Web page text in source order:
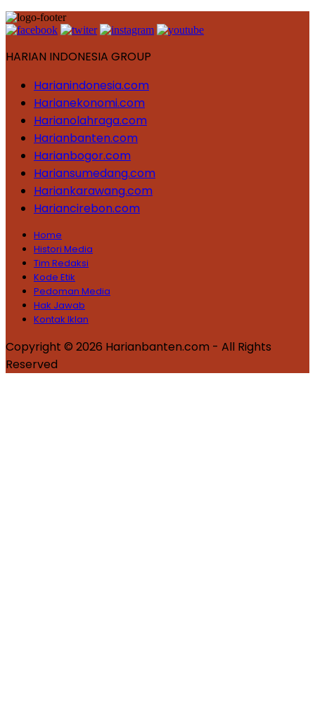
HARIAN INDONESIA GROUP
Harianindonesia.com
Harianekonomi.com
Harianolahraga.com
Harianbanten.com
Harianbogor.com
Hariansumedang.com
Hariankarawang.com
Hariancirebon.com
Home
Histori Media
Tim Redaksi
Kode Etik
Pedoman Media
Hak Jawab
Kontak Iklan
Copyright © 2026 Harianbanten.com - All Rights
Reserved